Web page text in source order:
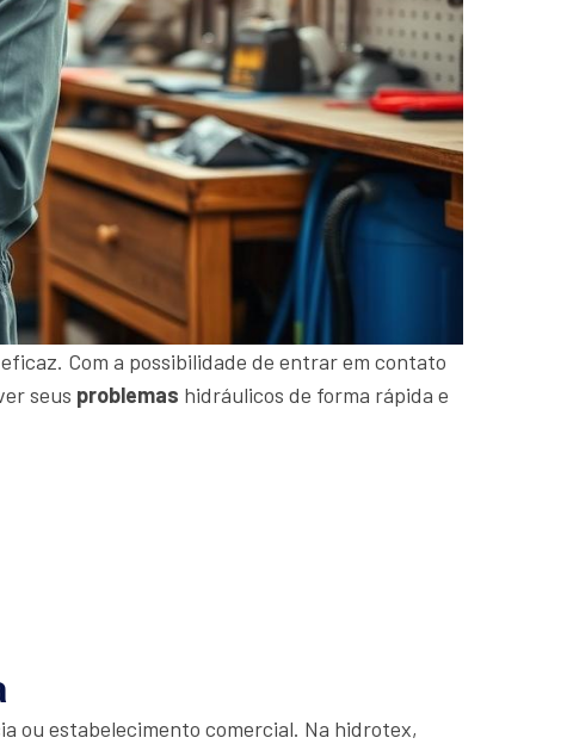
Com a possibilidade de entrar em contato
seus problemas hidráulicos de forma rápida e
ou estabelecimento comercial. Na hidrotex,